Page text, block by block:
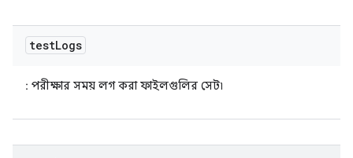
testLogs
: পরীক্ষার সময় লগ করা ফাইলগুলির সেট৷